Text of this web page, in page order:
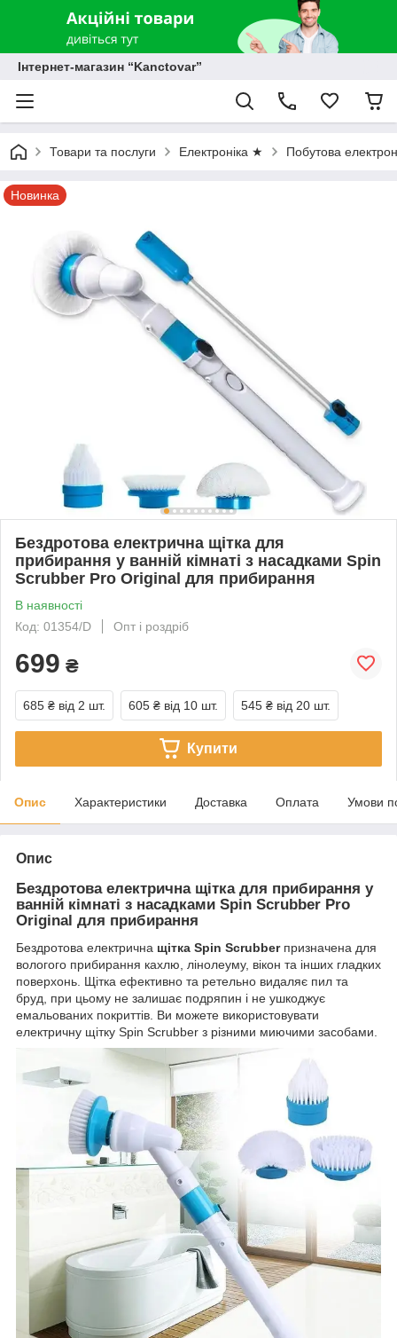
Інтернет-магазин “Kanctovar”
Товари та послуги Електроніка ★ Побутова
Новинка
Бездротова електрична щітка для
прибирання у ванній кімнаті з насадками Spin
Scrubber Pro Original для прибирання
В наявності
Код: 01354/D
Опт і роздріб
699 ₴
685 ₴ від 2 шт. 605 ₴ від 10 шт. 545 ₴ від 20 шт.
Купити
Опис Характеристики Доставка Оплата Умови
Опис
Бездротова електрична щітка для прибирання у
ванній кімнаті з насадками Spin Scrubber Pro
Original для прибирання
Бездротова електрична щітка Spin Scrubberпризначена для
вологого прибирання кахлю, лінолеуму, вікон та інших гладких
поверхонь. Щітка ефективно та ретельно видаляє пил та
бруд, при цьому не залишає подряпин і не ушкоджує
емальованих покриттів. Ви можете використовувати
електричну щітку Spin Scrubber з різними миючими засобами.